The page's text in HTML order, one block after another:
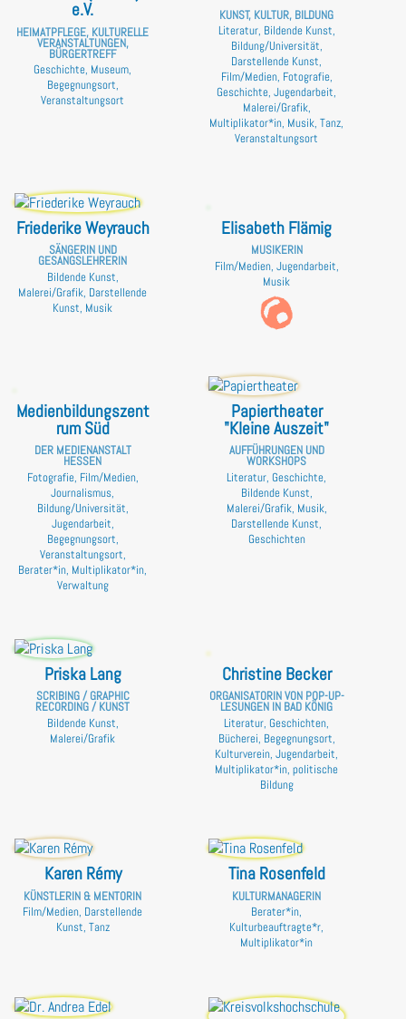
e.V.
HEIMATPFLEGE, KULTURELLE
VERANSTALTUNGEN,
BÜRGERTREFF
Geschichte, Museum,
Begegnungsort,
Veranstaltungsort
KUNST, KULTUR, BILDUNG
Literatur, Bildende Kunst,
Bildung/Universität,
Darstellende Kunst,
Film/Medien, Fotografie,
Geschichte, Jugendarbeit,
Malerei/Grafik,
Multiplikator*in, Musik, Tanz,
Veranstaltungsort
Friederike Weyrauch
SÄNGERIN UND
GESANGSLEHRERIN
Bildende Kunst,
Malerei/Grafik, Darstellende
Kunst, Musik
Elisabeth Flämig
MUSIKERIN
Film/Medien, Jugendarbeit,
Musik
Medienbildungszent
rum Süd
DER MEDIENANSTALT
HESSEN
Fotografie, Film/Medien,
Journalismus,
Bildung/Universität,
Jugendarbeit,
Begegnungsort,
Veranstaltungsort,
Berater*in, Multiplikator*in,
Verwaltung
Papiertheater
"Kleine Auszeit"
AUFFÜHRUNGEN UND
WORKSHOPS
Literatur, Geschichte,
Bildende Kunst,
Malerei/Grafik, Musik,
Darstellende Kunst,
Geschichten
Priska Lang
SCRIBING / GRAPHIC
RECORDING / KUNST
Bildende Kunst,
Malerei/Grafik
Christine Becker
ORGANISATORIN VON POP-UP-
LESUNGEN IN BAD KÖNIG
Literatur, Geschichten,
Bücherei, Begegnungsort,
Kulturverein, Jugendarbeit,
Multiplikator*in, politische
Bildung
Karen Rémy
KÜNSTLERIN & MENTORIN
Film/Medien, Darstellende
Kunst, Tanz
Tina Rosenfeld
KULTURMANAGERIN
Berater*in,
Kulturbeauftragte*r,
Multiplikator*in